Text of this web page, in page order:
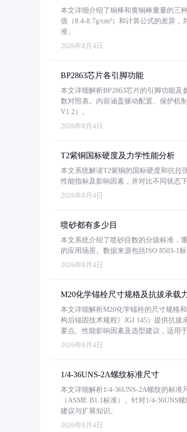
本文详细介绍了铜棒和黄铜棒重量的三
值（8.4-8.7g/cm³）和计算公式的差异
准。
2026年8月4日
BP2863芯片各引脚功能
本文详细解析BP2863芯片的引脚功能
数对照表。内容涵盖驱动配置、保护机
V1.2）。
2026年8月4日
T2紫铜国标硬度及力学性能分析
本文系统解读T2紫铜的国标硬度和抗拉
性能指标及影响因素，并对比不同状态
2026年8月4日
喷砂都有多少目
本文系统介绍了喷砂目数的分级标准，
的应用场景。数据来源包括ISO 8503-1
2026年8月4日
M20化学锚栓尺寸规格及抗拔承载
本文详细解析M20化学锚栓的尺寸规格
构后锚固技术规程》JGJ 145）提供抗
要点、性能影响因素及选型建议，适用
2026年8月4日
1/4-36UNS-2A螺纹标准尺寸
本文详细解析1/4-36UNS-2A螺纹的标
（ASME B1.1标准）。针对1/4-
建议与扩展知识。
2026年8月4日